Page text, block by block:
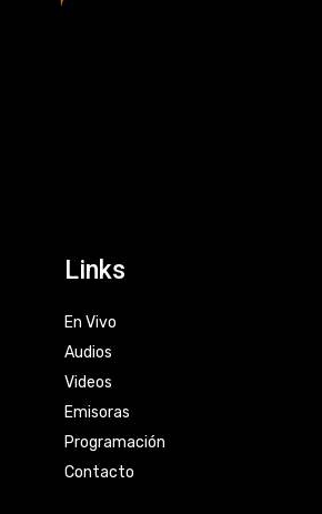
Links
En Vivo
Audios
Videos
Emisoras
Programación
Contacto